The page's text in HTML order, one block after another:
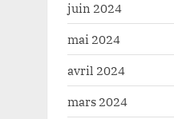
juin 2024
mai 2024
avril 2024
mars 2024